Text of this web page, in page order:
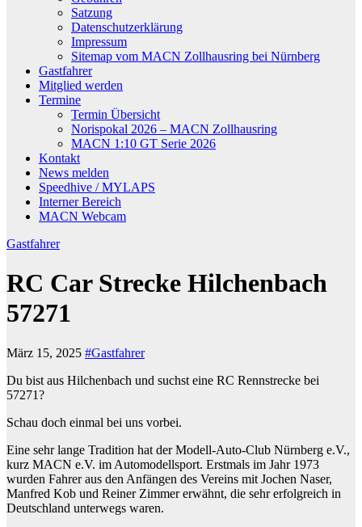
Satzung
Datenschutzerklärung
Impressum
Sitemap vom MACN Zollhausring bei Nürnberg
Gastfahrer
Mitglied werden
Termine
Termin Übersicht
Norispokal 2026 – MACN Zollhausring
MACN 1:10 GT Serie 2026
Kontakt
News melden
Speedhive / MYLAPS
Interner Bereich
MACN Webcam
Gastfahrer
RC Car Strecke Hilchenbach
57271
März 15, 2025 #Gastfahrer
Du bist aus Hilchenbach und suchst eine RC Rennstrecke bei
57271?
Schau doch einmal bei uns vorbei.
Eine sehr lange Tradition hat der Modell-Auto-Club Nürnberg e.V.,
kurz MACN e.V. im Automodellsport. Erstmals im Jahr 1973
wurden Fahrer aus den Anfängen des Vereins mit Jochen Naser,
Manfred Kob und Reiner Zimmer erwähnt, die sehr erfolgreich in
Deutschland unterwegs waren.